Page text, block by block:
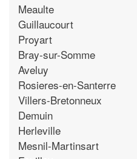
Meaulte
Guillaucourt
Proyart
Bray-sur-Somme
Aveluy
Rosieres-en-Santerre
Villers-Bretonneux
Demuin
Herleville
Mesnil-Martinsart